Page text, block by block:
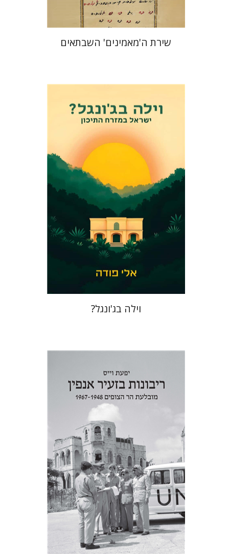
שירת ה'מאמינים' השבתאים
אלי פודה
הנחת אתר ספר מודפס
$46
$41
וילה בג'ונגל?
יפעת וייס
הנחת אתר ספר מודפס
$42
$38